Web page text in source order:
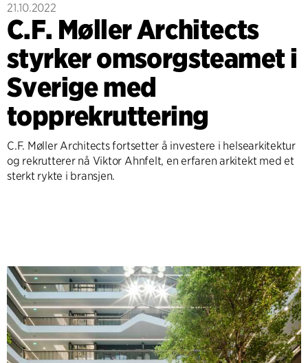
21.10.2022
C.F. Møller Architects
styrker omsorgsteamet i
Sverige med
topprekruttering
C.F. Møller Architects fortsetter å investere i helsearkitektur
og rekrutterer nå Viktor Ahnfelt, en erfaren arkitekt med et
sterkt rykte i bransjen.